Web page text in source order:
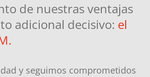
de nuestras ventajas
adicional decisivo: el
y seguimos comprometidos